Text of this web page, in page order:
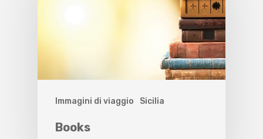
Immagini di viaggio Sicilia
Books